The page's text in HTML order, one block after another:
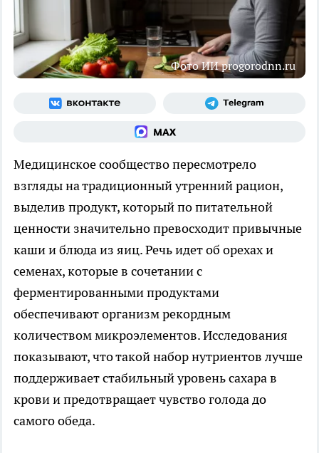
Фото ИИ progorodnn.ru
Медицинское сообщество пересмотрело
взгляды на традиционный утренний рацион,
выделив продукт, который по питательной
ценности значительно превосходит привычные
каши и блюда из яиц. Речь идет об орехах и
семенах, которые в сочетании с
ферментированными продуктами
обеспечивают организм рекордным
количеством микроэлементов. Исследования
показывают, что такой набор нутриентов лучше
поддерживает стабильный уровень сахара в
крови и предотвращает чувство голода до
самого обеда.